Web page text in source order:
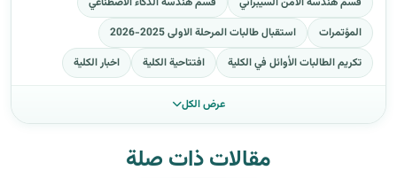
المؤتمرات
استقبال طالبات المرحلة الاولى 2025-2026
تكريم الطالبات الأوائل في الكلية
افتتاحية الكلية اخبار الكلية
عرض الكل
مقالات ذات صلة